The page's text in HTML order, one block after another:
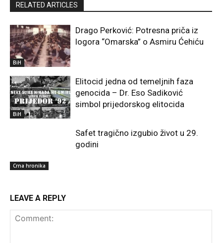
RELATED ARTICLES
BiH
Drago Perković: Potresna priča iz
logora “Omarska” o Asmiru Ćehiću
BiH
Elitocid jedna od temeljnih faza
genocida – Dr. Eso Sadiković
simbol prijedorskog elitocida
Crna hronika
Safet tragično izgubio život u 29.
godini
LEAVE A REPLY